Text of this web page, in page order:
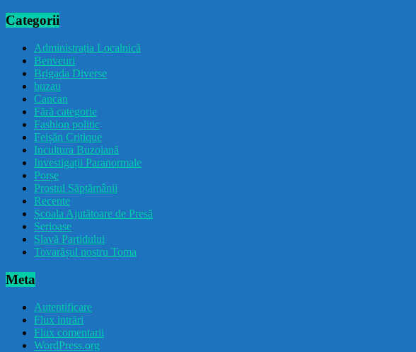
Categorii
Administrația Localnică
Benveuri
Brigada Diverse
buzau
Cancan
Fără categorie
Fashion politic
Feișăn Critique
Incultura Buzoiană
Investigații Paranormale
Porșe
Prostul Săptămânii
Recente
Școala Ajutătoare de Presă
Serioase
Slavă Partidului
Tovarășul nostru Toma
Meta
Autentificare
Flux intrări
Flux comentarii
WordPress.org